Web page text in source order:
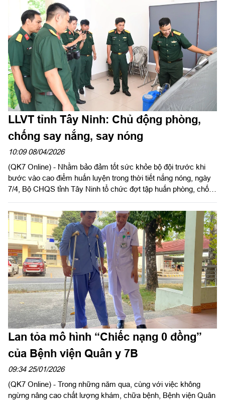
huấn luyện, ở điều kiện rất khắc nghiệt.
LLVT tỉnh Tây Ninh: Chủ động phòng,
chống say nắng, say nóng
10:09 08/04/2026
(QK7 Online) - Nhằm bảo đảm tốt sức khỏe bộ đội trước khi
bước vào cao điểm huấn luyện trong thời tiết nắng nóng, ngày
7/4, Bộ CHQS tỉnh Tây Ninh tổ chức đợt tập huấn phòng, chống
đảm vệ sinh an toàn thực phẩm năm 2026 cho cán bộ, chiến sĩ
LLVT tỉnh.
Lan tỏa mô hình “Chiếc nạng 0 đồng”
của Bệnh viện Quân y 7B
09:34 25/01/2026
(QK7 Online) - Trong những năm qua, cùng với việc không
ngừng nâng cao chất lượng khám, chữa bệnh, Bệnh viện Quân